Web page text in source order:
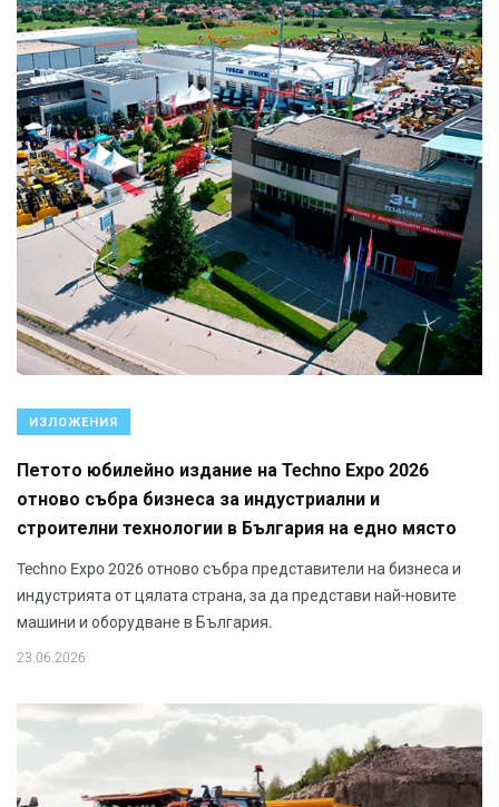
ИЗЛОЖЕНИЯ
Петото юбилейно издание на Techno Expo 2026
отново събра бизнеса за индустриални и
строителни технологии в България на едно място
Techno Expo 2026 отново събра представители на бизнеса и
индустрията от цялата страна, за да представи най-новите
машини и оборудване в България.
23.06.2026